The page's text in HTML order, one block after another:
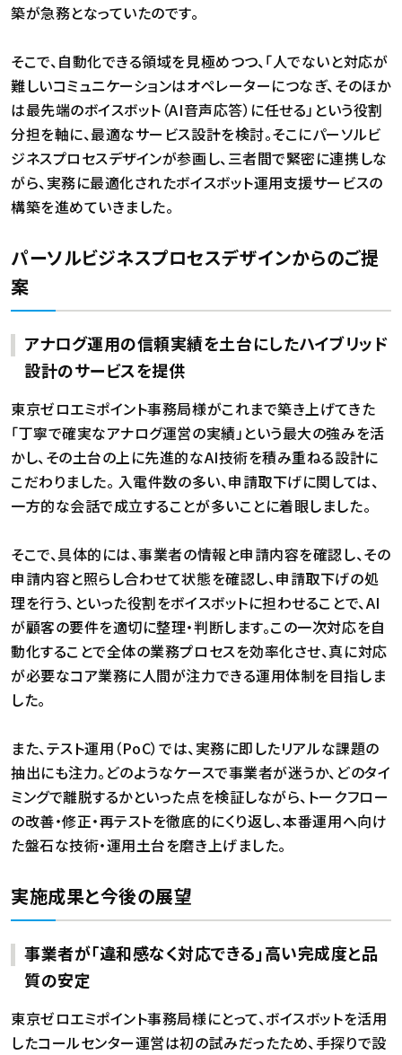
築が急務となっていたのです。
そこで、自動化できる領域を見極めつつ、「人でないと対応が
難しいコミュニケーションはオペレーターにつなぎ、そのほか
は最先端のボイスボット（AI音声応答）に任せる」という役割
分担を軸に、最適なサービス設計を検討。そこにパーソルビ
ジネスプロセスデザインが参画し、三者間で緊密に連携しな
がら、実務に最適化されたボイスボット運用支援サービスの
構築を進めていきました。
パーソルビジネスプロセスデザインからのご提
案
アナログ運用の信頼実績を土台にしたハイブリッド
設計のサービスを提供
東京ゼロエミポイント事務局様がこれまで築き上げてきた
「丁寧で確実なアナログ運営の実績」という最大の強みを活
かし、その土台の上に先進的なAI技術を積み重ねる設計に
こだわりました。 入電件数の多い、申請取下げに関しては、
一方的な会話で成立することが多いことに着眼しました。
そこで、具体的には、事業者の情報と申請内容を確認し、その
申請内容と照らし合わせて状態を確認し、申請取下げの処
理を行う、といった役割をボイスボットに担わせることで、AI
が顧客の要件を適切に整理・判断します。この一次対応を自
動化することで全体の業務プロセスを効率化させ、真に対応
が必要なコア業務に人間が注力できる運用体制を目指しま
した。
また、テスト運用（PoC）では、実務に即したリアルな課題の
抽出にも注力。どのようなケースで事業者が迷うか、どのタイ
ミングで離脱するかといった点を検証しながら、トークフロー
の改善・修正・再テストを徹底的にくり返し、本番運用へ向け
た盤石な技術・運用土台を磨き上げました。
実施成果と今後の展望
事業者が「違和感なく対応できる」高い完成度と品
質の安定
東京ゼロエミポイント事務局様にとって、ボイスボットを活用
したコールセンター運営は初の試みだったため、手探りで設